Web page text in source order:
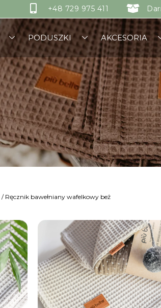
+48 729 975 411
PODUSZKI AKCESORIA
/ Ręcznik bawełniany wafelkowy beż